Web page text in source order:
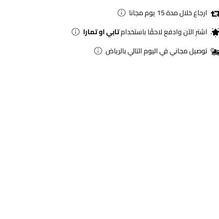
ارجاع خلال مدة 15 يوم مجانا
اشترِ الآن وادفع لاحقًا باستخدامتابي او تمارا
توصيل مجاني في اليوم التالي بالرياض